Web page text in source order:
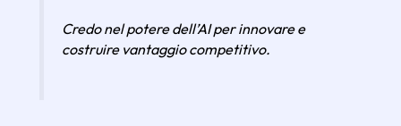
Credo nel potere dell’AI per innovare e
costruire vantaggio competitivo.